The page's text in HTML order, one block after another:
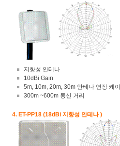
지향성 안테나
10dBi Gain
5m, 10m, 20m, 30m 안테나 연장 케
300m ~600m 통신 거리
4. ET-PP18 (18dBi 지향성 안테나 )